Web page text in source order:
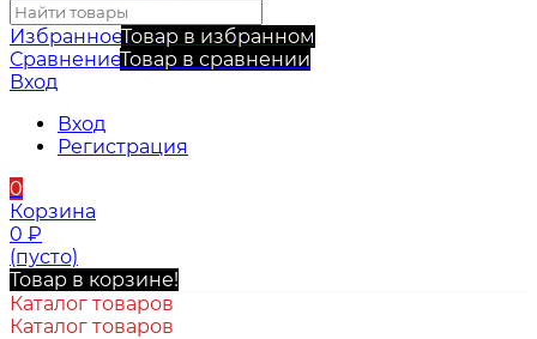
ИзбранноеТовар в избранном
СравнениеТовар в сравнении
Вход
Вход
Регистрация
0
Корзина
0 ₽
(пусто)
Товар в корзине!
Каталог товаров
Каталог товаров